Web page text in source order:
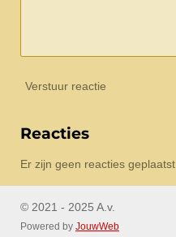
Verstuur reactie
Reacties
Er zijn geen reacties geplaatst.
© 2021 - 2025 A.v.
Powered by JouwWeb